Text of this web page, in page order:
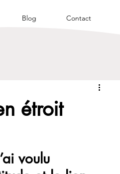
Blog Contact
étroit
voulu